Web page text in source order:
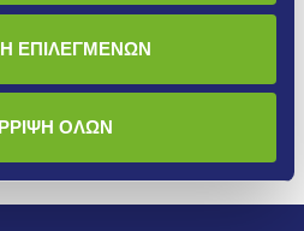
ΕΠΙΛΕΓΜΕΝΩΝ
ΟΛΩΝ